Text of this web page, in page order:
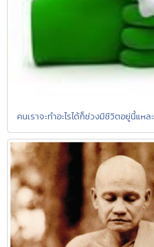
คนเราจะทำอะไรได้ก็ช่วงมีชีวิตอยู่นี้แหละ